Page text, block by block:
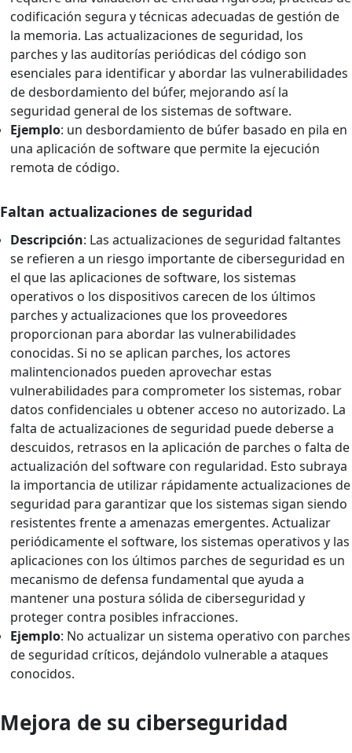
codificación segura y técnicas adecuadas de gestión de
la memoria. Las actualizaciones de seguridad, los
parches y las auditorías periódicas del código son
esenciales para identificar y abordar las vulnerabilidades
de desbordamiento del búfer, mejorando así la
seguridad general de los sistemas de software.
Ejemplo: un desbordamiento de búfer basado en pila en
una aplicación de software que permite la ejecución
remota de código.
Faltan actualizaciones de seguridad
Descripción: Las actualizaciones de seguridad faltantes
se refieren a un riesgo importante de ciberseguridad en
el que las aplicaciones de software, los sistemas
operativos o los dispositivos carecen de los últimos
parches y actualizaciones que los proveedores
proporcionan para abordar las vulnerabilidades
conocidas. Si no se aplican parches, los actores
malintencionados pueden aprovechar estas
vulnerabilidades para comprometer los sistemas, robar
datos confidenciales u obtener acceso no autorizado. La
falta de actualizaciones de seguridad puede deberse a
descuidos, retrasos en la aplicación de parches o falta de
actualización del software con regularidad. Esto subraya
la importancia de utilizar rápidamente actualizaciones de
seguridad para garantizar que los sistemas sigan siendo
resistentes frente a amenazas emergentes. Actualizar
periódicamente el software, los sistemas operativos y las
aplicaciones con los últimos parches de seguridad es un
mecanismo de defensa fundamental que ayuda a
mantener una postura sólida de ciberseguridad y
proteger contra posibles infracciones.
Ejemplo: No actualizar un sistema operativo con parches
de seguridad críticos, dejándolo vulnerable a ataques
conocidos.
Mejora de su ciberseguridad